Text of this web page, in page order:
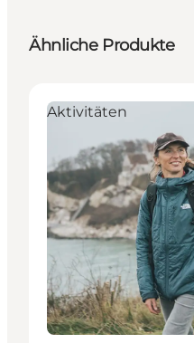
Ähnliche Produkte
Aktivitäten